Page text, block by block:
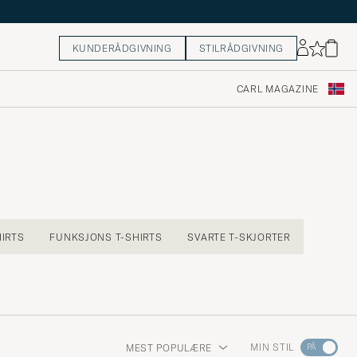
KUNDERÅDGIVNING STILRÅDGIVNING
CARL MAGAZINE
FUNKSJONS T-SHIRTS SVARTE T-SKJORTER
MEST POPULÆRE MIN STIL Gå